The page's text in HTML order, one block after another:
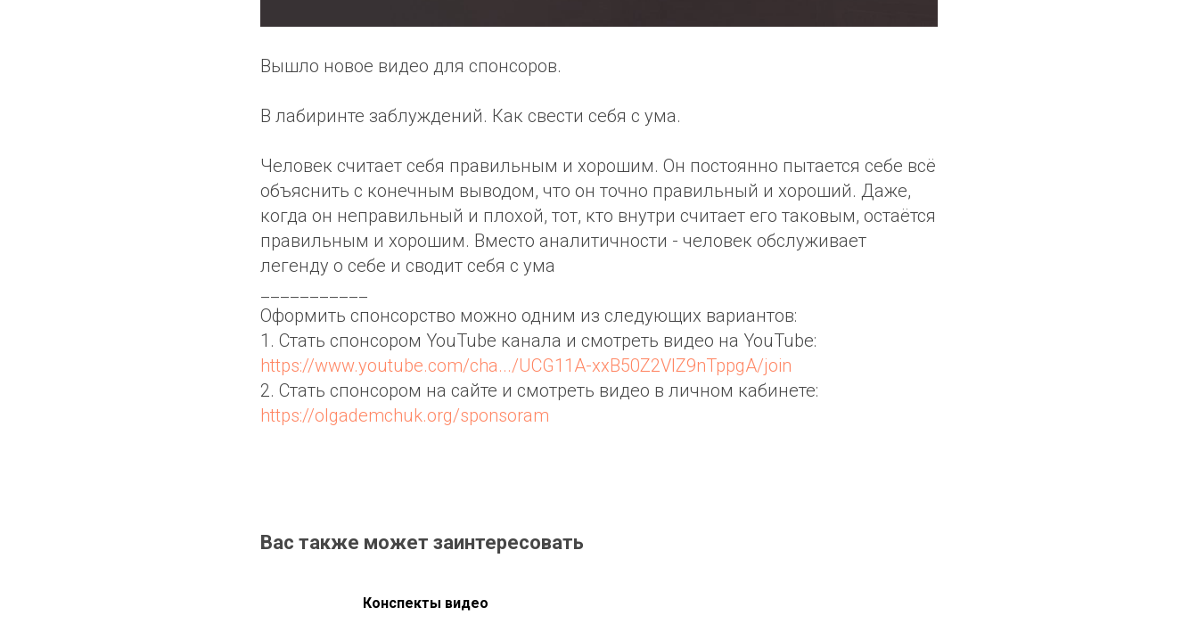
Вышло новое видео для спонсоров.
В лабиринте заблуждений. Как свести себя с ума.
Человек считает себя правильным и хорошим. Он постоянно пытается себе всё
объяснить с конечным выводом, что он точно правильный и хороший. Даже,
когда он неправильный и плохой, тот, кто внутри считает его таковым, остаётся
правильным и хорошим. Вместо аналитичности - человек обслуживает
легенду о себе и сводит себя с ума
Оформить спонсорство можно одним из следующих вариантов:
1. Стать спонсором YouTube канала и смотреть видео на YouTube:
https://www.youtube.com/cha.../UCG11A-xxB50Z2VIZ9nTppgA/join
2. Стать спонсором на сайте и смотреть видео в личном кабинете:
https://olgademchuk.org/sponsoram
Вас также может заинтересовать
Конспекты видео